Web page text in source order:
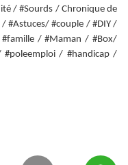
/ #Sourds / Chronique de
#Astuces/ #couple / #DIY /
/ #Maman / #Box/
/ #handicap /